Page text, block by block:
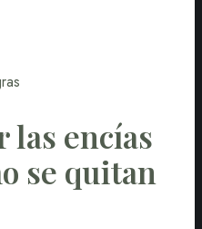
las encías
se quitan